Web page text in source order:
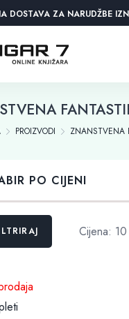
DOSTAVA ZA NARUDŽBE
PROIZVODI ZNANSTVENA
PO CIJENI
Cijena: